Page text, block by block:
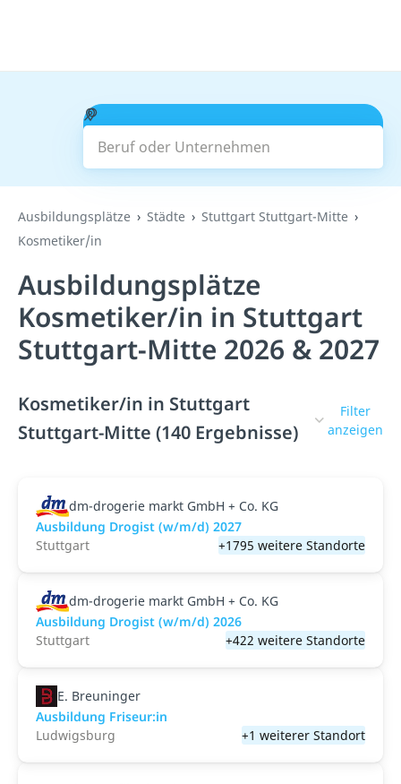
Beruf oder Unternehmen
Suchen
Ausbildungsplätze Städte
Stuttgart Stuttgart-Mitte
Kosmetiker/in
Ausbildungsplätze
Kosmetiker/in in Stuttgart
Stuttgart-Mitte 2026 & 2027
Kosmetiker/in in Stuttgart
Stuttgart-Mitte (140 Ergebnisse)
Filter
anzeigen
dm-drogerie markt GmbH + Co. KG
Ausbildung Drogist (w/m/d) 2027
Stuttgart
+1795 weitere Standorte
dm-drogerie markt GmbH + Co. KG
Ausbildung Drogist (w/m/d) 2026
Stuttgart
+422 weitere Standorte
E. Breuninger
Ausbildung Friseur:in
Ludwigsburg
+1 weiterer Standort